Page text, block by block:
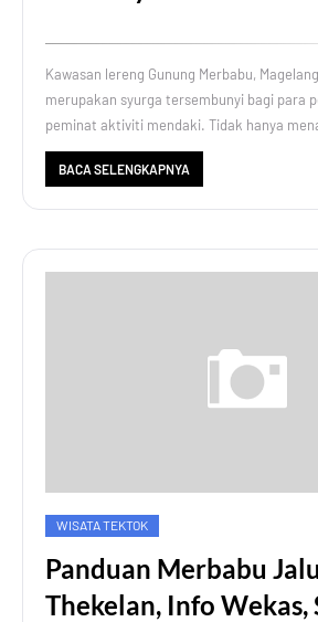
Kawasan lereng Gunung Merbabu,
merupakan syurga tersembunyi bagi para
peminat aktiviti mendaki. Tidak hanya
BACA SELENGKAPNYA
WISATA TEKTOK
Panduan Merbabu
Thekelan, Info Wekas,